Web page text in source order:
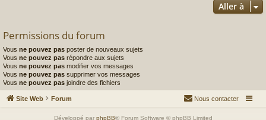
Aller à
Permissions du forum
Vous ne pouvez pas poster de nouveaux sujets
Vous ne pouvez pas répondre aux sujets
Vous ne pouvez pas modifier vos messages
Vous ne pouvez pas supprimer vos messages
Vous ne pouvez pas joindre des fichiers
Site Web Forum Nous contacter
Développé par phpBB® Forum Software © phpBB Limited